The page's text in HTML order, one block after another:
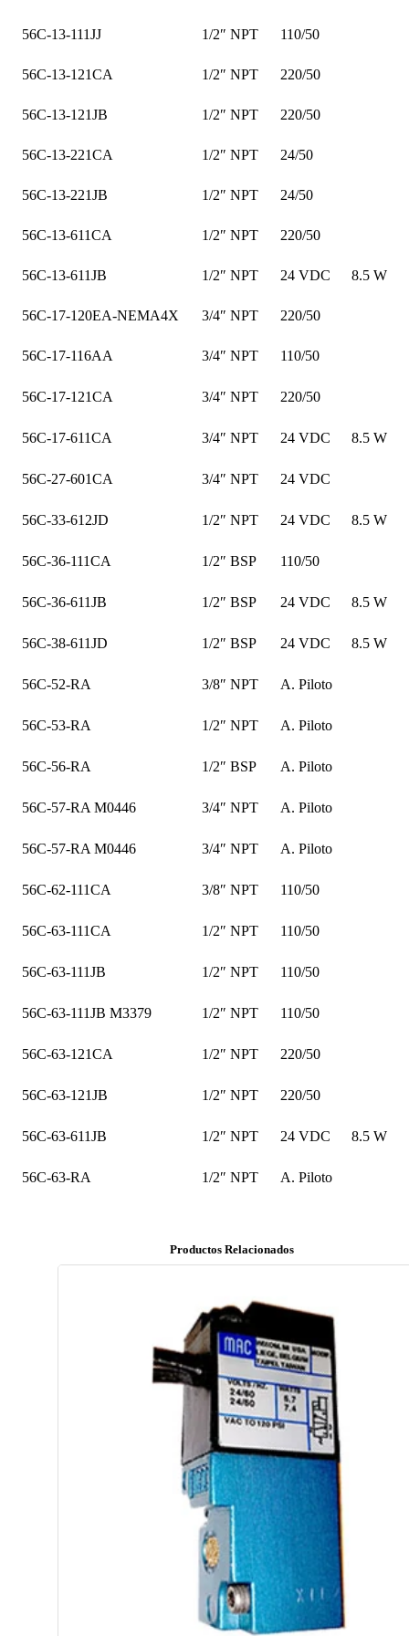
56C-13-111JJ 1/2″ NPT 110/50
56C-13-121CA 1/2″ NPT 220/50
56C-13-121JB 1/2″ NPT 220/50
56C-13-221CA 1/2″ NPT 24/50
56C-13-221JB 1/2″ NPT 24/50
56C-13-611CA 1/2″ NPT 220/50
56C-13-611JB 1/2″ NPT 24 VDC 8.5 W
56C-17-120EA-NEMA4X 3/4″ NPT 220/50
56C-17-116AA 3/4″ NPT 110/50
56C-17-121CA 3/4″ NPT 220/50
56C-17-611CA 3/4″ NPT 24 VDC 8.5 W
56C-27-601CA 3/4″ NPT 24 VDC
56C-33-612JD 1/2″ NPT 24 VDC 8.5 W
56C-36-111CA 1/2″ BSP 110/50
56C-36-611JB 1/2″ BSP 24 VDC 8.5 W
56C-38-611JD 1/2″ BSP 24 VDC 8.5 W
56C-52-RA 3/8″ NPT A. Piloto
56C-53-RA 1/2″ NPT A. Piloto
56C-56-RA 1/2″ BSP A. Piloto
56C-57-RA M0446 3/4″ NPT A. Piloto
56C-57-RA M0446 3/4″ NPT A. Piloto
56C-62-111CA 3/8″ NPT 110/50
56C-63-111CA 1/2″ NPT 110/50
56C-63-111JB 1/2″ NPT 110/50
56C-63-111JB M3379 1/2″ NPT 110/50
56C-63-121CA 1/2″ NPT 220/50
56C-63-121JB 1/2″ NPT 220/50
56C-63-611JB 1/2″ NPT 24 VDC 8.5 W
56C-63-RA 1/2″ NPT A. Piloto
Productos Relacionados